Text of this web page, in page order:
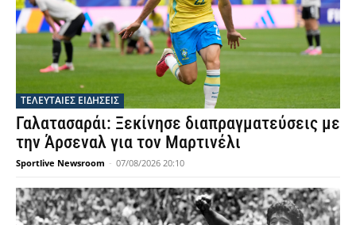
ΤΕΛΕΥΤΑΙΕΣ ΕΙΔΗΣΕΙΣ
Γαλατασαράι: Ξεκίνησε διαπραγματεύσεις με
την Άρσεναλ για τον Μαρτινέλι
Sportlive Newsroom - 07/08/2026 20:10